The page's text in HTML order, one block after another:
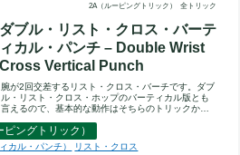
2A（ルーピングトリック） 全トリック
ダブル・リスト・クロス・バーテ
ィカル・パンチ – Double Wrist
Cross Vertical Punch
腕が2回交差するリスト・クロス・バーチです。ダブ
ル・リスト・クロス・ホップのバーティカル版とも
言えるので、基本的な動作はそちらのトリックから
ングトリック）
カル・パンチ） リスト・クロス